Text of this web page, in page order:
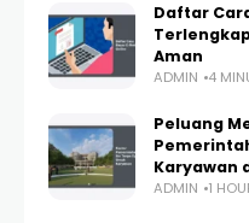
Daftar
Aman
ADMIN 4
Peluang
Karyawan
ADMIN 1